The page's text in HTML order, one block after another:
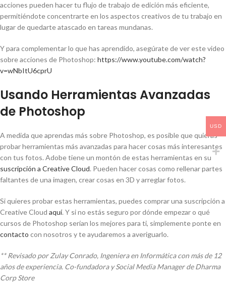
acciones pueden hacer tu flujo de trabajo de edición más eficiente,
permitiéndote concentrarte en los aspectos creativos de tu trabajo en
lugar de quedarte atascado en tareas mundanas.
Y para complementar lo que has aprendido, asegúrate de ver este video
sobre acciones de Photoshop: https://www.youtube.com/watch?
v=wNbItU6cprU
Usando Herramientas Avanzadas
de Photoshop
A medida que aprendas más sobre Photoshop, es posible que quieras
probar herramientas más avanzadas para hacer cosas más interesantes
con tus fotos. Adobe tiene un montón de estas herramientas en su
suscripción a Creative Cloud. Pueden hacer cosas como rellenar partes
faltantes de una imagen, crear cosas en 3D y arreglar fotos.
Si quieres probar estas herramientas, puedes comprar una suscripción a
Creative Cloud aquí. Y si no estás seguro por dónde empezar o qué
cursos de Photoshop serían los mejores para ti, simplemente ponte en
contacto con nosotros y te ayudaremos a averiguarlo.
** Revisado por Zulay Conrado, Ingeniera en Informática con más de 12
años de experiencia. Co-fundadora y Social Media Manager de Dharma
Corp Store
USD